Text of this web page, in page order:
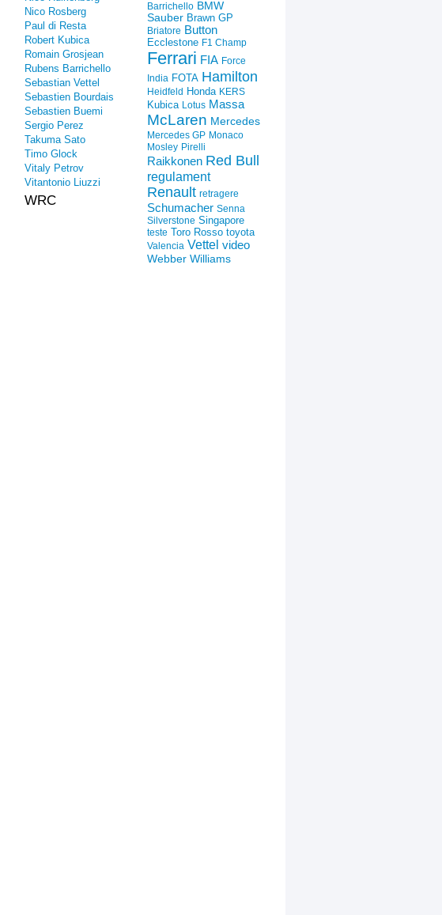
Nico Rosberg
Paul di Resta
Robert Kubica
Romain Grosjean
Rubens Barrichello
Sebastian Vettel
Sebastien Bourdais
Sebastien Buemi
Sergio Perez
Takuma Sato
Timo Glock
Vitaly Petrov
Vitantonio Liuzzi
WRC
Barrichello BMW
Sauber Brawn GP
Briatore Button
Ecclestone F1 Champ
Ferrari FIA Force
India FOTA Hamilton
Heidfeld Honda KERS
Kubica Lotus Massa
McLaren Mercedes
Mercedes GP Monaco
Mosley Pirelli
Raikkonen Red Bull
regulament
Renault retragere
Schumacher Senna
Silverstone Singapore
teste Toro Rosso toyota
Valencia Vettel video
Webber Williams